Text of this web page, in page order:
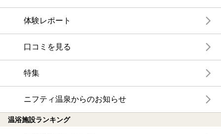
体験レポート
口コミを見る
特集
ニフティ温泉からのお知らせ
温浴施設ランキング